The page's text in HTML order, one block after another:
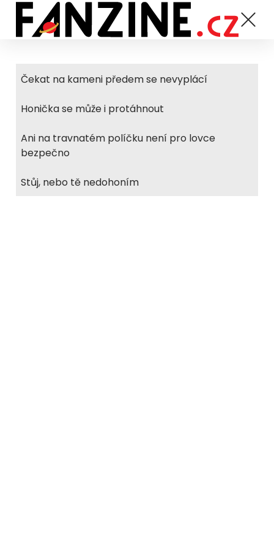
Čekat na kameni předem se nevyplácí
Honička se může i protáhnout
Ani na travnatém políčku není pro lovce
bezpečno
Stůj, nebo tě nedohoním